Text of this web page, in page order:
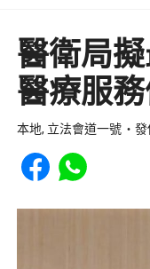
醫衛局
醫療服
本地, 立法會道一號 發
Share to Facebook
Share to